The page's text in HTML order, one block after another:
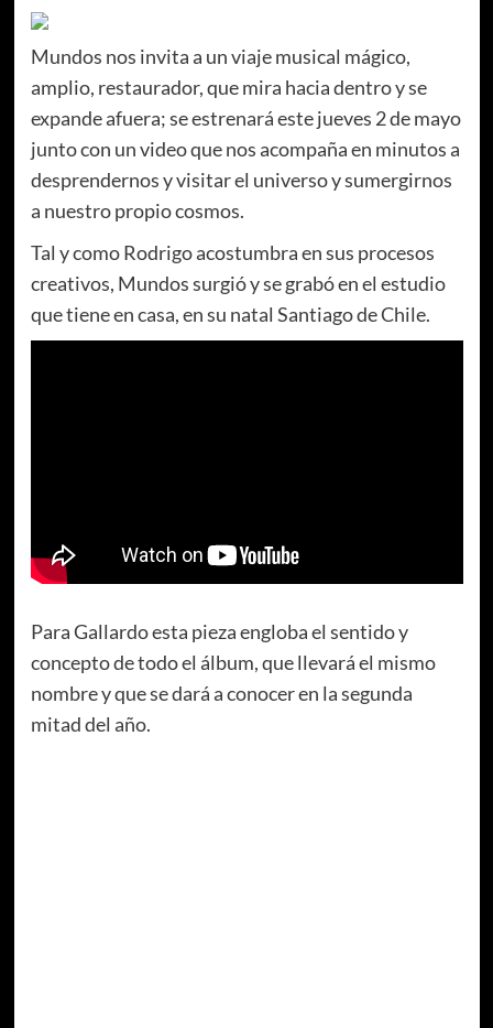
Mundos nos invita a un viaje musical mágico,
amplio, restaurador, que mira hacia dentro y se
expande afuera; se estrenará este jueves 2 de mayo
junto con un video que nos acompaña en minutos a
desprendernos y visitar el universo y sumergirnos
a nuestro propio cosmos.
Tal y como Rodrigo acostumbra en sus procesos
creativos, Mundos surgió y se grabó en el estudio
que tiene en casa, en su natal Santiago de Chile.
Para Gallardo esta pieza engloba el sentido y
concepto de todo el álbum, que llevará el mismo
nombre y que se dará a conocer en la segunda
mitad del año.